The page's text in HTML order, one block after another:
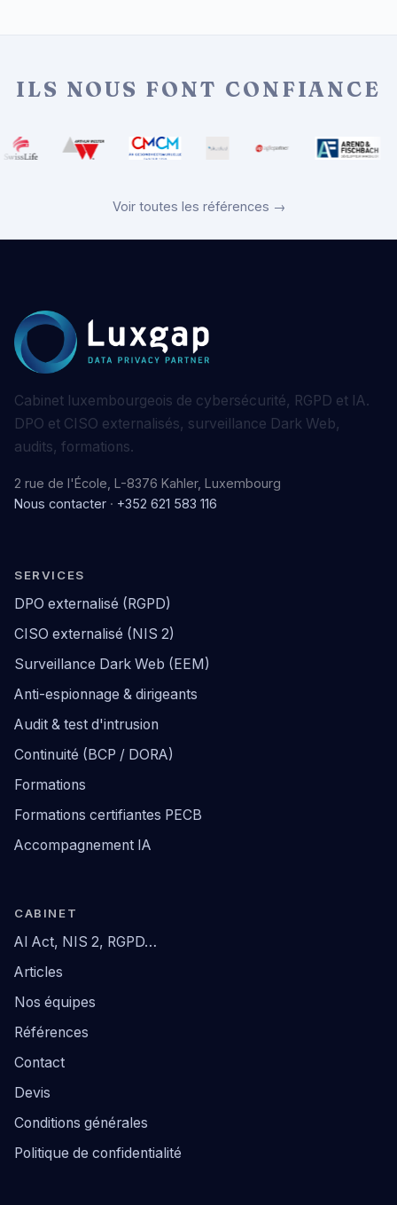
ILS NOUS FONT CONFIANCE
Voir toutes les références →
Cabinet luxembourgeois de cybersécurité, RGPD et IA.
DPO et CISO externalisés, surveillance Dark Web,
audits, formations.
2 rue de l'École, L-8376 Kahler, Luxembourg
Nous contacter · +352 621 583 116
SERVICES
DPO externalisé (RGPD)
CISO externalisé (NIS 2)
Surveillance Dark Web (EEM)
Anti-espionnage & dirigeants
Audit & test d'intrusion
Continuité (BCP / DORA)
Formations
Formations certifiantes PECB
Accompagnement IA
CABINET
AI Act, NIS 2, RGPD…
Articles
Nos équipes
Références
Contact
Devis
Conditions générales
Politique de confidentialité